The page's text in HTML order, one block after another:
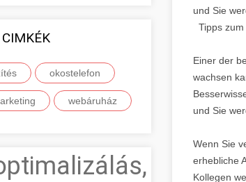
CIMKÉK
okostelefon
webáruház
und Sie
Tipps
Einer der
wachsen
und Sie
Wenn Sie
erhebliche
Kollegen